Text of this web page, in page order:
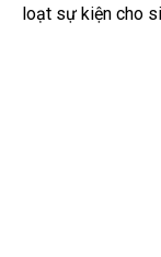
loạt sự kiện cho